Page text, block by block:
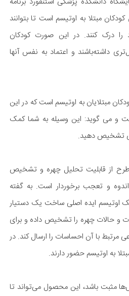
مبتلا به اوتیسم است تا بتوانند
را درک کنند. در این صورت کودکان
داشته‌باشند و اعتماد به نفس آنها
یکی از کودکان مبتلایان به اوتیسم است که در این
و می گوید: این وسیله به شما کمک
تشخیص دهید.
طرح از قابلیت تحلیل چهره و تشخیص
و تعجب برخوردار است. به گفته
اوتیسم ایده اصلی ساخت یک دستیار
و حالات چهره را تشخیص داده و برای
مرتبط با آن احساسات را ارسال کند. در
مثبت باشد، این محصول می‌تواند تا